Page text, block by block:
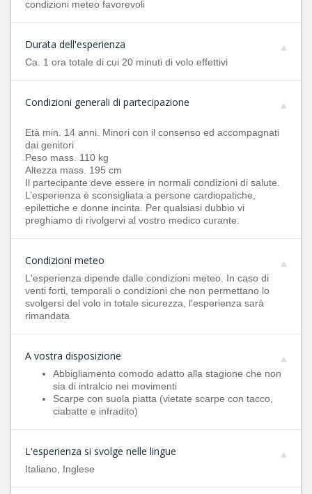
condizioni meteo favorevoli
Durata dell'esperienza
Ca. 1 ora totale di cui 20 minuti di volo effettivi
Condizioni generali di partecipazione
Età min. 14 anni. Minori con il consenso ed accompagnati
dai genitori
Peso mass. 110 kg
Altezza mass. 195 cm
Il partecipante deve essere in normali condizioni di salute.
L’esperienza è sconsigliata a persone cardiopatiche,
epilettiche e donne incinta. Per qualsiasi dubbio vi
preghiamo di rivolgervi al vostro medico curante.
Condizioni meteo
L'esperienza dipende dalle condizioni meteo. In caso di
venti forti, temporali o condizioni che non permettano lo
svolgersi del volo in totale sicurezza, l'esperienza sarà
rimandata
A vostra disposizione
Abbigliamento comodo adatto alla stagione che non
sia di intralcio nei movimenti
Scarpe con suola piatta (vietate scarpe con tacco,
ciabatte e infradito)
L'esperienza si svolge nelle lingue
Italiano, Inglese